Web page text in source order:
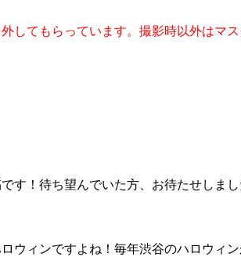
してもらっています。撮影時以外はマ
す！待ち望んでいた方、お待たせしまし
ウィンですよね！毎年渋谷のハロウィ